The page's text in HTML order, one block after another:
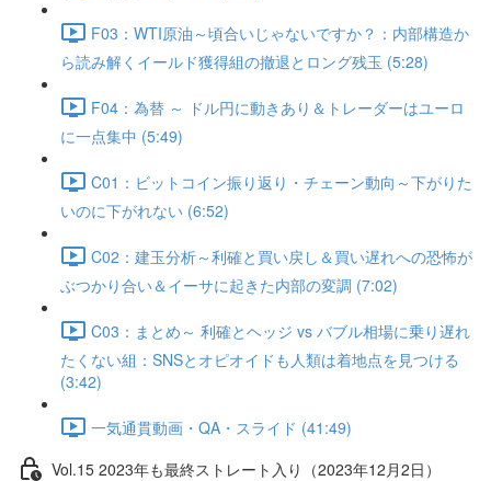
F03：WTI原油～頃合いじゃないですか？：内部構造か
ら読み解くイールド獲得組の撤退とロング残玉 (5:28)
F04：為替 ～ ドル円に動きあり＆トレーダーはユーロ
に一点集中 (5:49)
C01：ビットコイン振り返り・チェーン動向～下がりた
いのに下がれない (6:52)
C02：建玉分析～利確と買い戻し＆買い遅れへの恐怖が
ぶつかり合い＆イーサに起きた内部の変調 (7:02)
C03：まとめ～ 利確とヘッジ vs バブル相場に乗り遅れ
たくない組：SNSとオピオイドも人類は着地点を見つける
(3:42)
一気通貫動画・QA・スライド (41:49)
Vol.15 2023年も最終ストレート入り（2023年12月2日）